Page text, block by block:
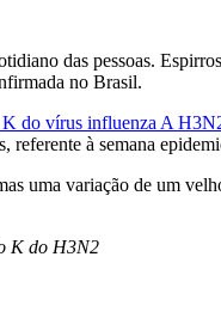
das pessoas.
no Brasil.
K do vírus influenza A
à semana
uma variação de um
K do H3N2